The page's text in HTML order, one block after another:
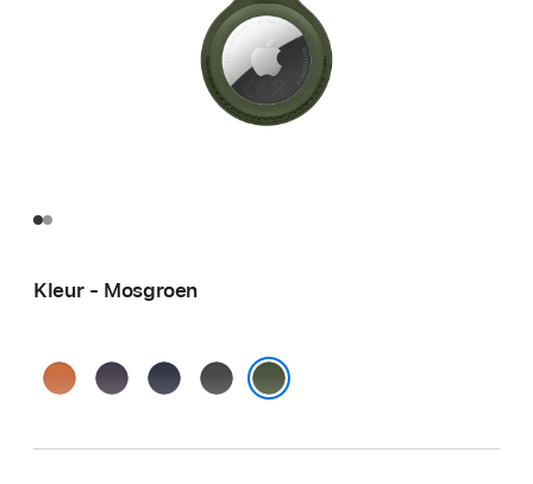
Kleur - Mosgroen
OranjeroodMiddernachtpaars
Marineblauw
Zwart